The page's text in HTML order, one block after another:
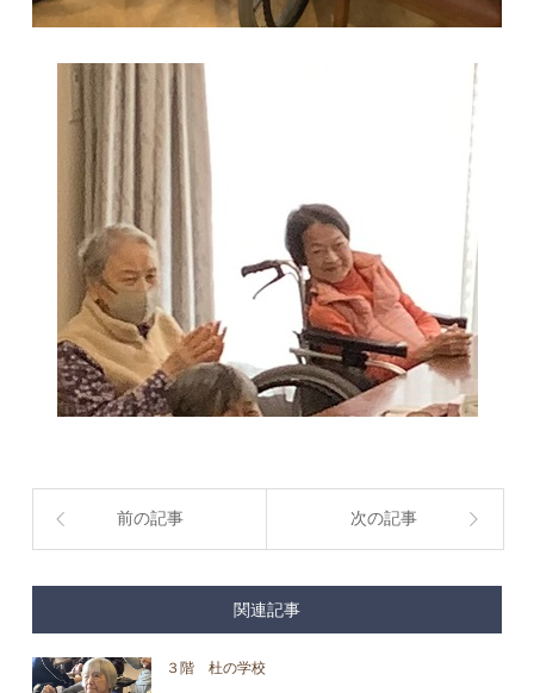
前の記事 次の記事
関連記事
３階 杜の学校